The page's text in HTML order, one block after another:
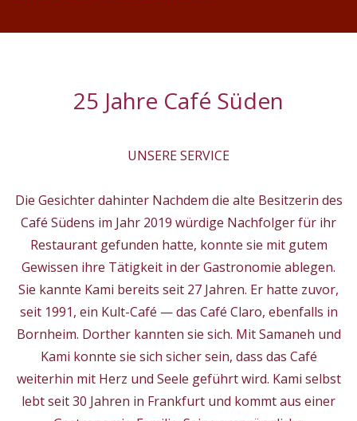
25 Jahre Café Süden
UNSERE SERVICE
Die Gesichter dahinter Nachdem die alte Besitzerin des
Café Südens im Jahr 2019 würdige Nachfolger für ihr
Restaurant gefunden hatte, konnte sie mit gutem
Gewissen ihre Tätigkeit in der Gastronomie ablegen.
Sie kannte Kami bereits seit 27 Jahren. Er hatte zuvor,
seit 1991, ein Kult-Café — das Café Claro, ebenfalls in
Bornheim. Dorther kannten sie sich. Mit Samaneh und
Kami konnte sie sich sicher sein, dass das Café
weiterhin mit Herz und Seele geführt wird. Kami selbst
lebt seit 30 Jahren in Frankfurt und kommt aus einer